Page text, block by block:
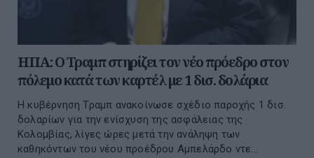
ΗΠΑ: Ο Τραμπ στηρίζει τον νέο πρόεδρο στον
πόλεμο κατά των καρτέλ με 1 δισ. δολάρια
Η κυβέρνηση Τραμπ ανακοίνωσε σχέδιο παροχής 1 δισ.
δολαρίων για την ενίσχυση της ασφάλειας της
Κολομβίας, λίγες ώρες μετά την ανάληψη των
καθηκόντων του νέου προέδρου Αμπελάρδο ντε...